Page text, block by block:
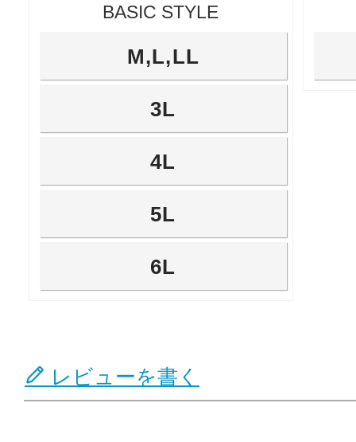
BASIC STYLE
M,L,LL
3L
4L
5L
6L
レビューを書く